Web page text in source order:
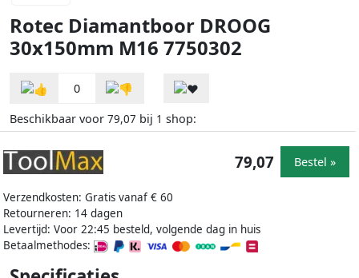
Rotec Diamantboor DROOG
30x150mm M16 7750302
0
Beschikbaar voor 79,07 bij 1 shop:
Verzendkosten: Gratis vanaf € 60
Retourneren: 14 dagen
Levertijd: Voor 22:45 besteld, volgende dag in huis
Betaalmethodes:
79,07 Bestel »